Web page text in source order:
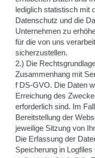
lediglich statistisch mit
Datenschutz und die
Unternehmen zu
für die von uns
sicherzustellen.
2.) Die
Zusammenhang mit
f DS-GVO. Die Daten
Erreichung des
erforderlich sind. Im
Bereitstellung der
jeweilige Sitzung von
Die Erfassung der
Speicherung in